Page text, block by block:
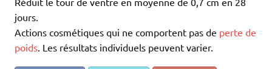
jours.
Actions cosmétiques qui ne comportent pas de perte de
poids. Les résultats individuels peuvent varier.